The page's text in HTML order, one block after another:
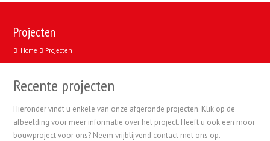
Projecten
Home Projecten
Recente projecten
Hieronder vindt u enkele van onze afgeronde projecten. Klik op de
afbeelding voor meer informatie over het project. Heeft u ook een mooi
bouwproject voor ons? Neem vrijblijvend contact met ons op.